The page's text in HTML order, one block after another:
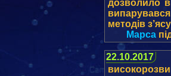
дозволило
методів
Марса
22.10.2017